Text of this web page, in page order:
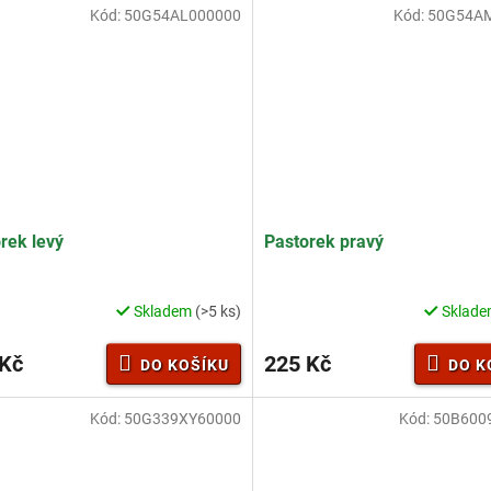
levý
Skladem (>5 ks)
DO KOŠÍKU
Kód: 50G54AL000000
Pastorek pravý
225 Kč DO
Kód:
Kód: 50G339XY60000 Kód: